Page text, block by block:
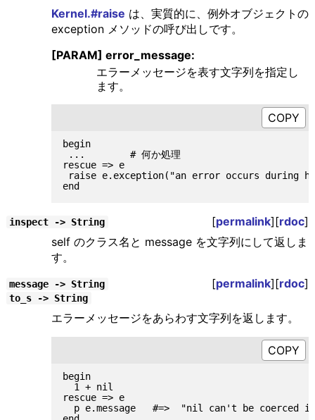
Kernel.#raise は、実質的に、例外オブジェクトの
exception メソッドの呼び出しです。
[PARAM] error_message:
エラーメッセージを表す文字列を指定し
ます。
begin
...        # 何か処理
rescue => e
raise e.exception("an error occurs during
inspect -> String [permalink][rdoc]
self のクラス名と message を文字列にして返しま
す。
message -> String [permalink][rdoc]
to_s -> String
エラーメッセージをあらわす文字列を返します。
begin
  1 + nil
rescue => e
p e.message   #=>  "nil can't be coerced